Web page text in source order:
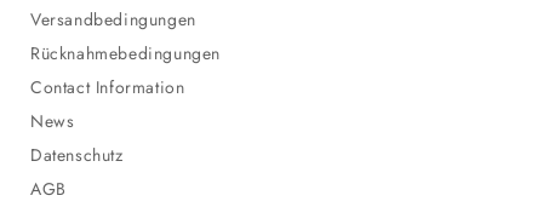
Versandbedingungen
Rücknahmebedingungen
Contact Information
News
Datenschutz
AGB